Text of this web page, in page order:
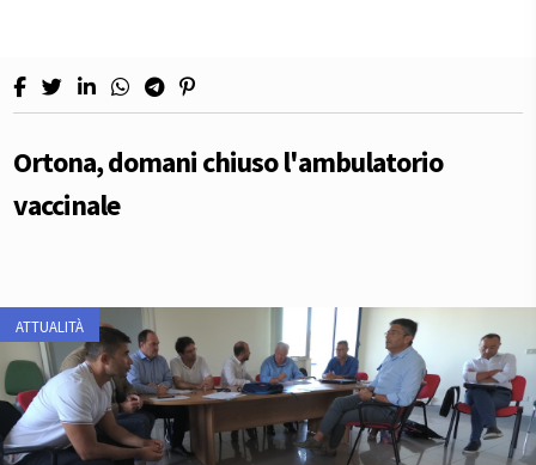
Ortona, domani chiuso l'ambulatorio
vaccinale
ATTUALITÀ